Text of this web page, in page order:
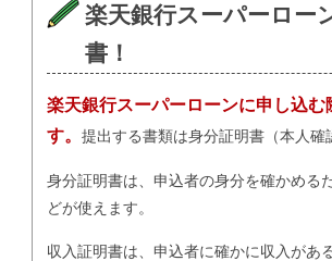
楽天銀行スーパーロー
書！
楽天銀行スーパーローンに申し込
す。 提出する書類は身分証明書（本人確
身分証明書は、申込者の身分を確かめる
どが使えます。
収入証明書は、申込者に確かに収入があ